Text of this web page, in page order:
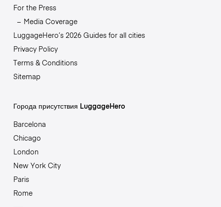
For the Press
Media Coverage
LuggageHero’s 2026 Guides for all cities
Privacy Policy
Terms & Conditions
Sitemap
Города присутствия LuggageHero
Barcelona
Chicago
London
New York City
Paris
Rome